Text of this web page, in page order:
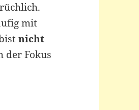
mit
nicht
der Fokus